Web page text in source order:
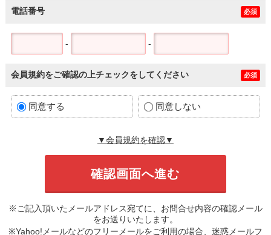
電話番号 必須
- -
会員規約をご確認の上チェックをしてください 必須
同意する 同意しない
▼会員規約を確認▼
※ご記入頂いたメールアドレス宛てに、お問合せ内容の確認メール
をお送りいたします。
※Yahoo!メールなどのフリーメールをご利用の場合、迷惑メールフ